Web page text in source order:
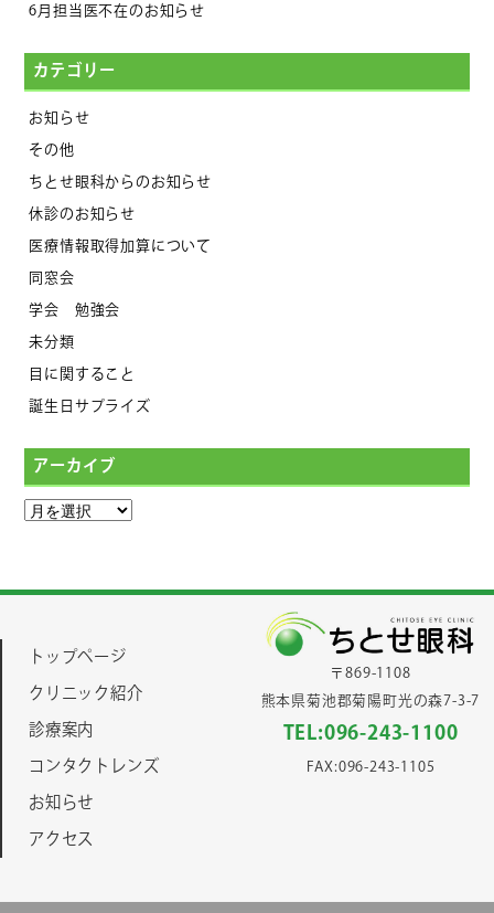
6月担当医不在のお知らせ
カテゴリー
お知らせ
その他
ちとせ眼科からのお知らせ
休診のお知らせ
医療情報取得加算について
同窓会
学会 勉強会
未分類
目に関すること
誕生日サプライズ
アーカイブ
トップページ
クリニック紹介
診療案内
コンタクトレンズ
お知らせ
アクセス
〒869-1108
熊本県菊池郡菊陽町光の森7-3-7
TEL:096-243-1100
FAX:096-243-1105